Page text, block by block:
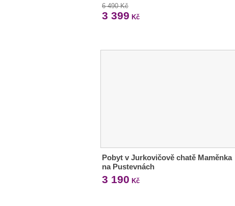
6 490 Kč
3 399 Kč
Pobyt v Jurkovičově chatě Maměnka
na Pustevnách
3 190 Kč